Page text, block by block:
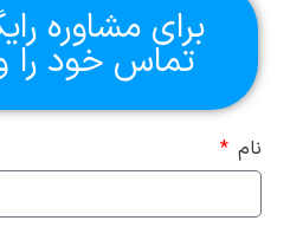
برای مشاوره
تماس خود را
نام